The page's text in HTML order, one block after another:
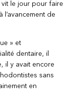
vit le jour pour faire
de
» et
dentaire, il
il y avait encore
sans
en